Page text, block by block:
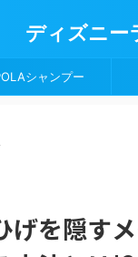
ディズニー
シャンプー
げを隠す